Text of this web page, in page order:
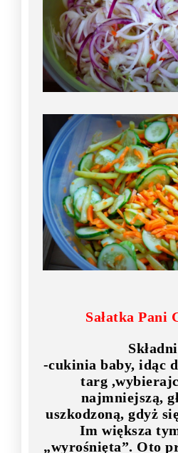
Sałatka Pani
-cukinia baby, idąc
targ
najmniejszą,
uszkodzoną, gdyż
Im większa
„wyrośnięta”. Oto